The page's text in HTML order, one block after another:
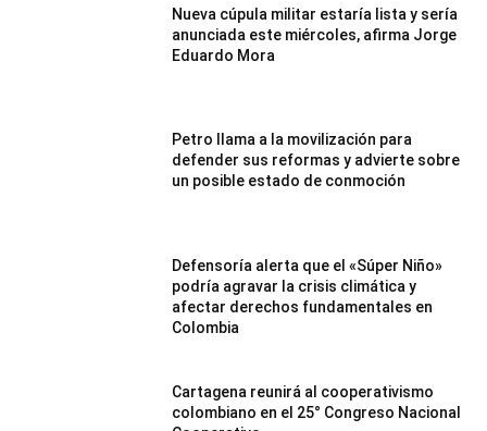
Nueva cúpula militar estaría lista y sería
anunciada este miércoles, afirma Jorge
Eduardo Mora
Petro llama a la movilización para
defender sus reformas y advierte sobre
un posible estado de conmoción
Defensoría alerta que el «Súper Niño»
podría agravar la crisis climática y
afectar derechos fundamentales en
Colombia
Cartagena reunirá al cooperativismo
colombiano en el 25° Congreso Nacional